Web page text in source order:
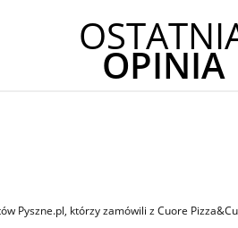
OPINIA
Pyszne.pl, którzy zamówili z Cuore